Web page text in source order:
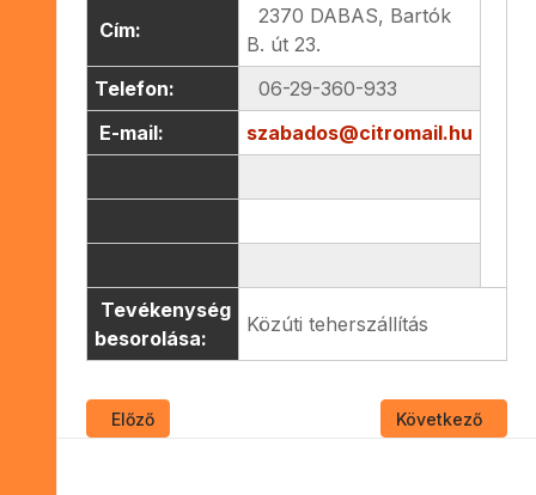
Cím:
2370 DABAS, Bartók
B. út 23.
Telefon:
06-29-360-933
E-mail:
szabados@citromail.hu
Tevékenység
besorolása:
Közúti teherszállítás
Előző cikk: STEEL-TRANSZ Kft.
Előző Következő cikk:
Következő